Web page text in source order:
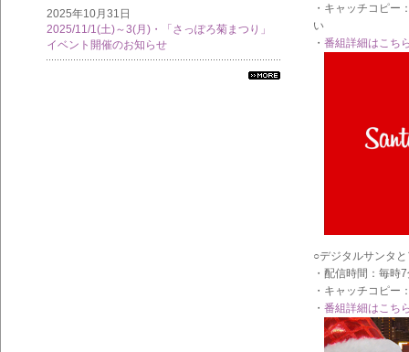
2025年10月31日
2025/11/1(土)～3(月)・「さっぽろ菊まつり」
イベント開催のお知らせ
・キャッチコピー
い
・ 番組詳細はこち
○デジタルサンタ
・配信時間：毎時
・キャッチコピー
・ 番組詳細はこち